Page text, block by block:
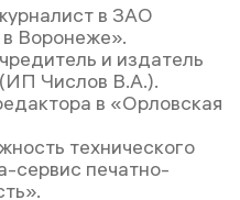
в ЗАО
Воронеже».
и издатель
Числов В.А.).
в «Орловская
технического
сервис печатно-